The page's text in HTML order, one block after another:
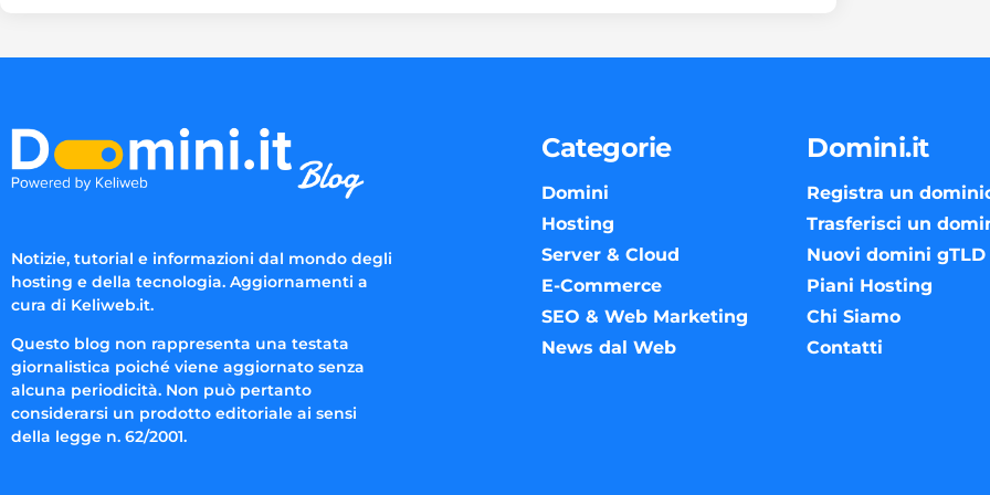
Notizie, tutorial e informazioni dal mondo degli
hosting e della tecnologia. Aggiornamenti a
cura di Keliweb.it.
Questo blog non rappresenta una testata
giornalistica poiché viene aggiornato senza
alcuna periodicità. Non può pertanto
considerarsi un prodotto editoriale ai sensi
della legge n. 62/2001.
Categorie
Domini
Hosting
Server & Cloud
E-Commerce
SEO & Web Marketing
News dal Web
Domini.it
Registra un
Trasferisci un
Nuovi domini gTLD
Piani Hosting
Chi Siamo
Contatti